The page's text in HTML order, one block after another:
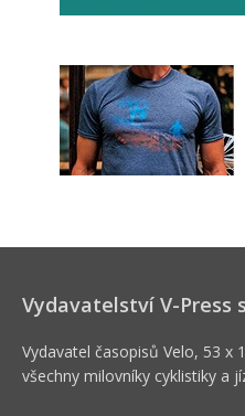
Vydavatelství V-Press
Vydavatel časopisů Velo, 53 x
všechny milovníky cyklistiky a